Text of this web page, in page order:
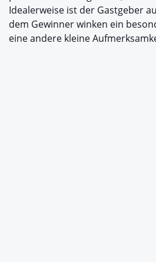
Idealerweise ist der Gastgeber
dem Gewinner winken ein
eine andere kleine